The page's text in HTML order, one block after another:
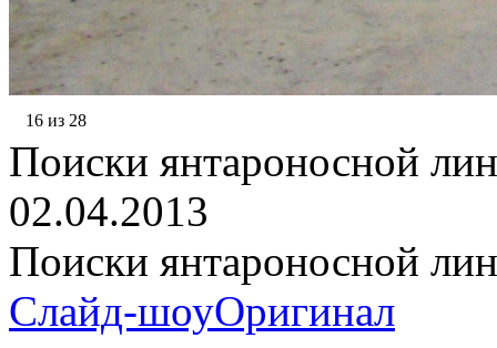
16 из 28
Поиски янтароносной
02.04.2013
Поиски янтароносной
Слайд-шоуОригинал